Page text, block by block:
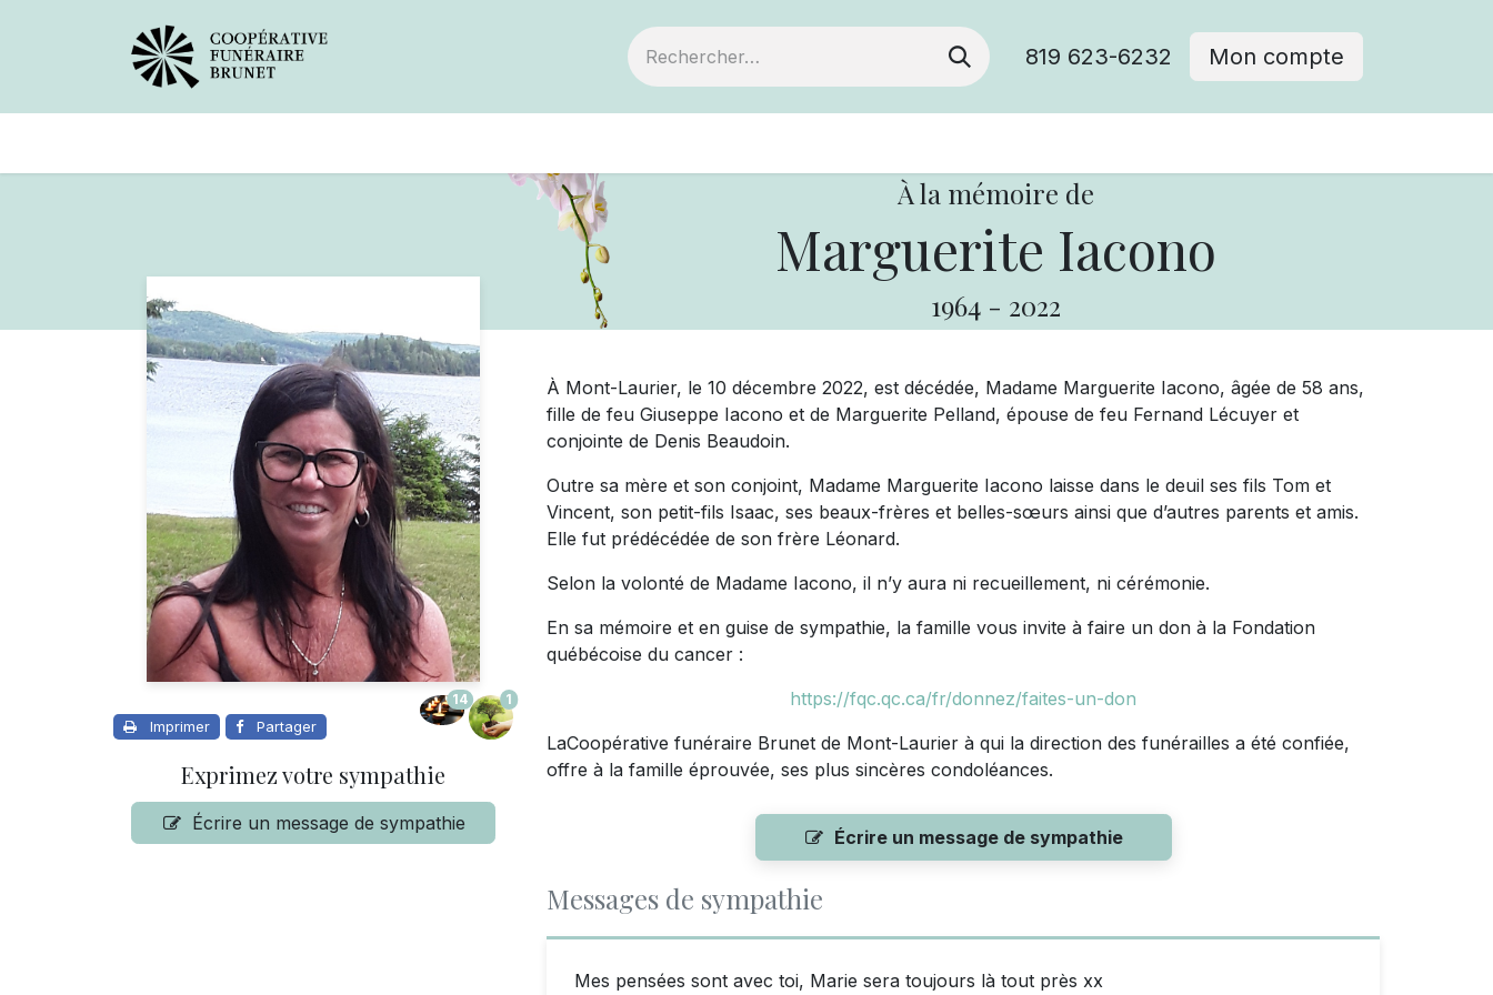
819 623-6232 Mon compte
À la mémoire de
Marguerite Iacono
1964 - 2022
Imprimer Partager
14 1
Exprimez votre sympathie
Écrire un message de sympathie
À Mont-Laurier, le 10 décembre 2022, est décédée, Madame Marguerite Iacono, âgée de 58 ans,
fille de feu Giuseppe Iacono et de Marguerite Pelland, épouse de feu Fernand Lécuyer et
conjointe de Denis Beaudoin.
Outre sa mère et son conjoint, Madame Marguerite Iacono laisse dans le deuil ses fils Tom et
Vincent, son petit-fils Isaac, ses beaux-frères et belles-sœurs ainsi que d’autres parents et amis.
Elle fut prédécédée de son frère Léonard.
Selon la volonté de Madame Iacono, il n’y aura ni recueillement, ni cérémonie.
En sa mémoire et en guise de sympathie, la famille vous invite à faire un don à la Fondation
québécoise du cancer :
https://fqc.qc.ca/fr/donnez/faites-un-don
LaCoopérative funéraire Brunet de Mont-Laurier à qui la direction des funérailles a été confiée,
offre à la famille éprouvée, ses plus sincères condoléances.
Écrire un message de sympathie
Messages de sympathie
Mes pensées sont avec toi, Marie sera toujours là tout près xx